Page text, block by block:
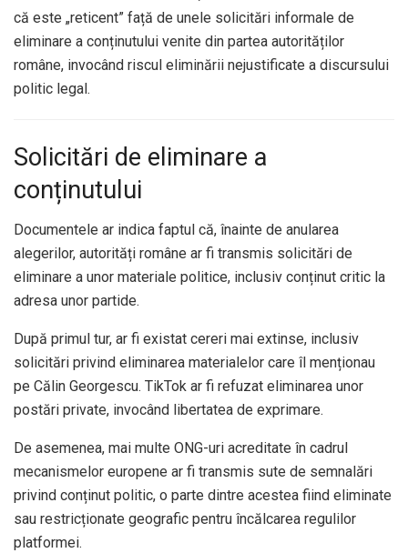
că este „reticent” față de unele solicitări informale de
eliminare a conținutului venite din partea autorităților
române, invocând riscul eliminării nejustificate a discursului
politic legal.
Solicitări de eliminare a
conținutului
Documentele ar indica faptul că, înainte de anularea
alegerilor, autorități române ar fi transmis solicitări de
eliminare a unor materiale politice, inclusiv conținut critic la
adresa unor partide.
După primul tur, ar fi existat cereri mai extinse, inclusiv
solicitări privind eliminarea materialelor care îl menționau
pe Călin Georgescu. TikTok ar fi refuzat eliminarea unor
postări private, invocând libertatea de exprimare.
De asemenea, mai multe ONG-uri acreditate în cadrul
mecanismelor europene ar fi transmis sute de semnalări
privind conținut politic, o parte dintre acestea fiind eliminate
sau restricționate geografic pentru încălcarea regulilor
platformei.